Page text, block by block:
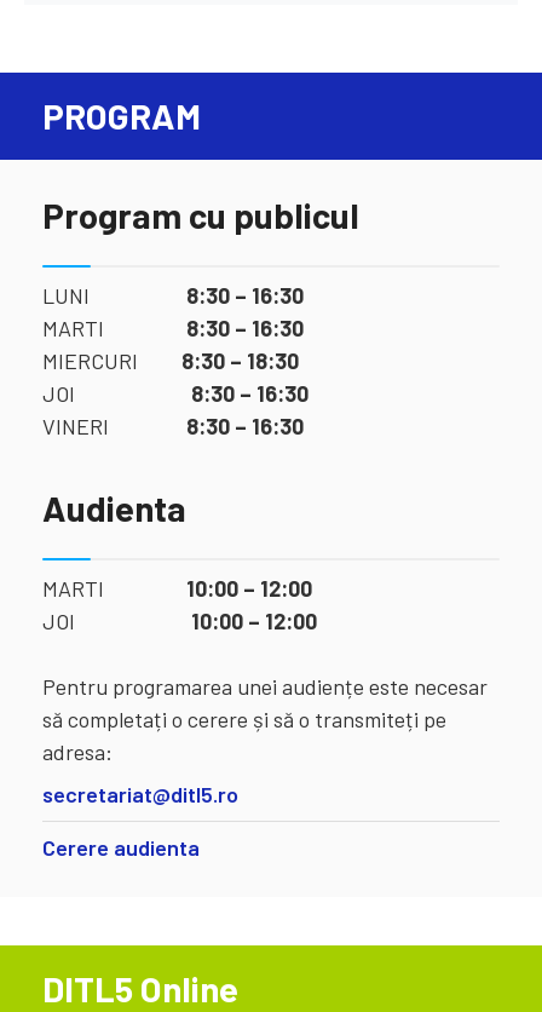
PROGRAM
Program cu publicul
LUNI 8:30 – 16:30
MARTI 8:30 – 16:30
MIERCURI 8:30 – 18:30
JOI 8:30 – 16:30
VINERI 8:30 – 16:30
Audienta
MARTI 10:00 – 12:00
JOI 10:00 – 12:00
Pentru programarea unei audiențe este necesar
să completați o cerere și să o transmiteți pe
adresa:
secretariat@ditl5.ro
Cerere audienta
DITL5 Online